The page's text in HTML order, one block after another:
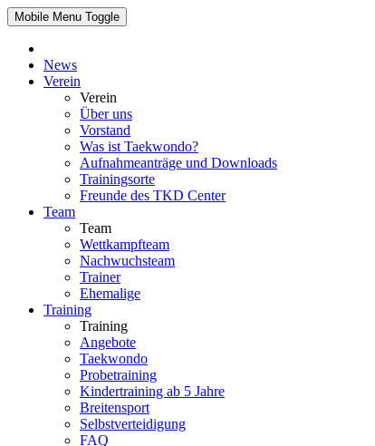
Mobile Menu Toggle
News
Verein
Verein
Über uns
Vorstand
Was ist Taekwondo?
Aufnahmeanträge und Downloads
Trainingsorte
Freunde des TKD Center
Team
Team
Wettkampfteam
Nachwuchsteam
Trainer
Ehemalige
Training
Training
Angebote
Taekwondo
Probetraining
Kindertraining ab 5 Jahre
Breitensport
Selbstverteidigung
FAQ